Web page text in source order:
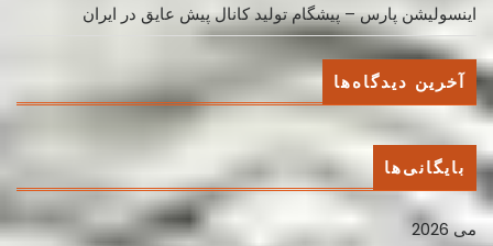
اینسولیشن پارس – پیشگام تولید کانال پیش عایق در ایران
آخرین دیدگاه‌ها
بایگانی‌ها
می 2026